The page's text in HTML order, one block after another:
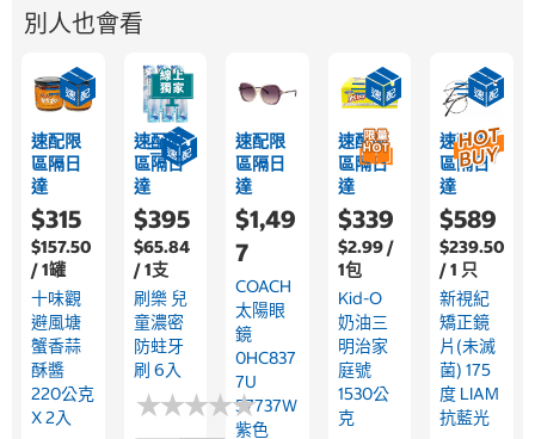
別人也會看
速配限
區隔日
達
$315
$157.50
/ 1罐
十味觀
避風塘
蟹香蒜
酥醬
220公克
X 2入
速配限
區隔日
達
$395
$65.84
/ 1支
刷樂 兒
童濃密
防蛀牙
刷 6入
★★★★★
★★★★★
速配限
區隔日
達
$1,49
7
COACH
太陽眼
鏡
0HC837
7U
57737W
紫色
速配限
區隔日
達
$339
$2.99 /
1包
Kid-O
奶油三
明治家
庭號
1530公
克
速配限
區隔日
達
$589
$239.50
/ 1 只
新視紀
矯正鏡
片(未滅
菌) 175
度 LIAM
抗藍光